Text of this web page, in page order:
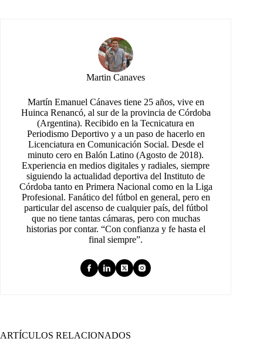
Martin Canaves
Martín Emanuel Cánaves tiene 25 años, vive en
Huinca Renancó, al sur de la provincia de Córdoba
(Argentina). Recibido en la Tecnicatura en
Periodismo Deportivo y a un paso de hacerlo en
Licenciatura en Comunicación Social. Desde el
minuto cero en Balón Latino (Agosto de 2018).
Experiencia en medios digitales y radiales, siempre
siguiendo la actualidad deportiva del Instituto de
Córdoba tanto en Primera Nacional como en la Liga
Profesional. Fanático del fútbol en general, pero en
particular del ascenso de cualquier país, del fútbol
que no tiene tantas cámaras, pero con muchas
historias por contar. “Con confianza y fe hasta el
final siempre”.
ARTÍCULOS RELACIONADOS